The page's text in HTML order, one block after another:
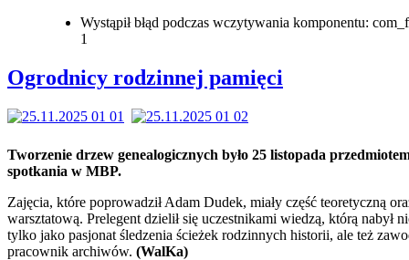
Wystąpił błąd podczas wczytywania komponentu:
1
Ogrodnicy rodzinnej pamięci
Tworzenie drzew genealogicznych było 25 listopada
spotkania w MBP.
Zajęcia, które poprowadził Adam Dudek, miały część teoretyczną
warsztatową. Prelegent dzielił się uczestnikami wiedzą, którą nabył
tylko jako pasjonat śledzenia ścieżek rodzinnych historii, ale też
pracownik archiwów. (WalKa)